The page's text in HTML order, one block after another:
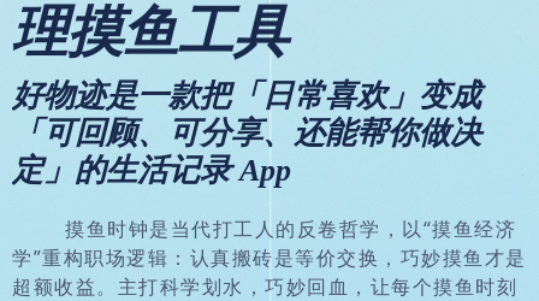
理摸鱼工具
摸鱼时钟是当代打工人的反卷哲学，以“摸鱼经济
学”重构职场逻辑：认真搬砖是等价交换，巧妙摸鱼才是
超额收益。主打科学划水，巧妙回血，让每个摸鱼时刻
好物迹是一款把「日常喜欢」变成
「可回顾、可分享、还能帮你做决
定」的生活记录 App